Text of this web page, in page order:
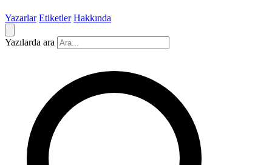
Yazarlar Etiketler Hakkında
Yazılarda ara